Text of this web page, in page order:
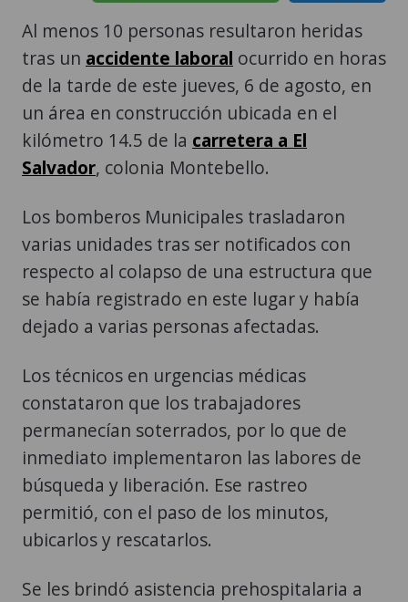
Al menos 10 personas resultaron heridas
tras un accidente laboral ocurrido en horas
de la tarde de este jueves, 6 de agosto, en
un área en construcción ubicada en el
kilómetro 14.5 de la carretera a El
Salvador, colonia Montebello.
Los bomberos Municipales trasladaron
varias unidades tras ser notificados con
respecto al colapso de una estructura que
se había registrado en este lugar y había
dejado a varias personas afectadas.
Los técnicos en urgencias médicas
constataron que los trabajadores
permanecían soterrados, por lo que de
inmediato implementaron las labores de
búsqueda y liberación. Ese rastreo
permitió, con el paso de los minutos,
ubicarlos y rescatarlos.
Se les brindó asistencia prehospitalaria a